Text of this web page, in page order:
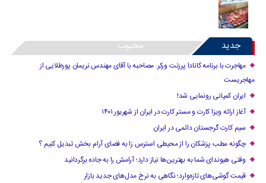
جدید محبوب
مهاجرت با برنامه کانادا پرزنت ورکر: مصاحبه با آقای مهندس نریمان پورطلایی از
مهاجریست
ایران کمپانی رونمایی شد!
آغاز ارائه ویزا کارت و مستر کارت در ایران از شهریور ۱۴۰۱
سیم کارت گرجستان دائمی در ایران
چگونه مطب پزشکان را از محیطی استرس زا به فضای آرام بخش تبدیل کنیم ؟
وقتی هیوندای شما به بهترین‌ها نیاز دارد؛ آرامش را به جاده برگردانید
قیمت گوشی‌های تازه‌وارد؛ نگاهی به نرخ مدل‌های جدید بازار